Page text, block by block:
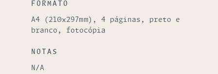
FORMATO
A4 (210x297mm), 4 páginas, preto e
branco, fotocópia
NOTAS
N/A